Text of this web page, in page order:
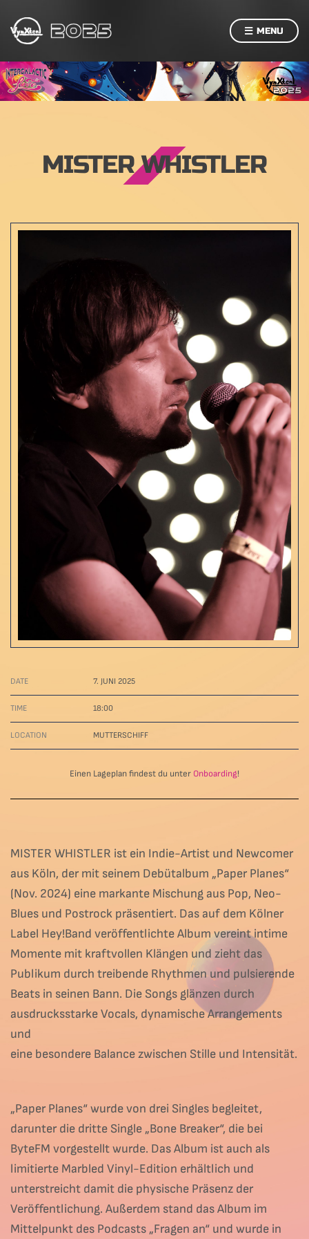
MENU
MISTER WHISTLER
MISTER WHISTLER ist ein Indie-Artist und Newcomer
aus Köln, der mit seinem Debütalbum „Paper Planes“
(Nov. 2024) eine markante Mischung aus Pop, Neo-
Blues und Postrock präsentiert. Das auf dem Kölner
Label Hey!Band veröffentlichte Album vereint intime
Momente mit kraftvollen Klängen und zieht das
Publikum durch treibende Rhythmen und pulsierende
Beats in seinen Bann. Die Songs glänzen durch
ausdrucksstarke Vocals, dynamische Arrangements
und
eine besondere Balance zwischen Stille und Intensität.
„Paper Planes“ wurde von drei Singles begleitet,
darunter die dritte Single „Bone Breaker“, die bei
ByteFM vorgestellt wurde. Das Album ist auch als
limitierte Marbled Vinyl-Edition erhältlich und
unterstreicht damit die physische Präsenz der
Veröffentlichung. Außerdem stand das Album im
Mittelpunkt des Podcasts „Fragen an“ und wurde in
DATE 7. JUNI 2025
TIME 18:00
LOCATION MUTTERSCHIFF
Einen Lageplan findest du unter Onboarding!